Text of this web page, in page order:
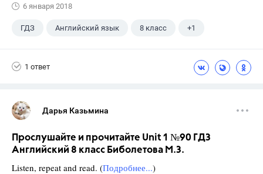
6 января 2018
ГДЗ Английский язык 8 класс +1
1 ответ
Дарья Казьмина
Прослушайте и прочитайте Unit 1 №90 ГДЗ
Английский 8 класс Биболетова М.З.
Listen, repeat and read. (Подробнее...)